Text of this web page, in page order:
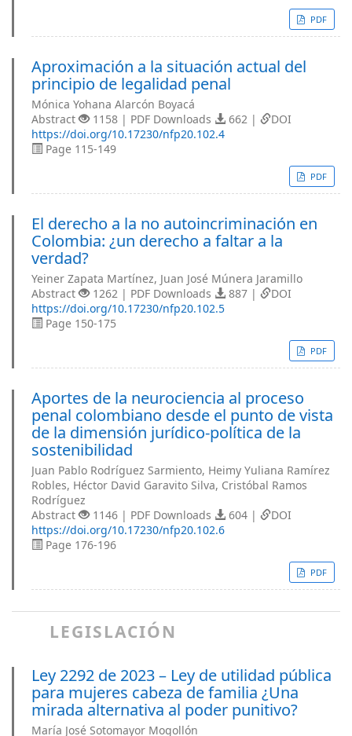
PDF
Aproximación a la situación actual del
principio de legalidad penal
Mónica Yohana Alarcón Boyacá
Abstract
1158 | PDF Downloads 662 |
DOI
https://doi.org/10.17230/nfp20.102.4
Page 115-149
PDF
El derecho a la no autoincriminación en
Colombia: ¿un derecho a faltar a la
verdad?
Yeiner Zapata Martínez, Juan José Múnera Jaramillo
Abstract
1262 | PDF Downloads 887 |
DOI
https://doi.org/10.17230/nfp20.102.5
Page 150-175
PDF
Aportes de la neurociencia al proceso
penal colombiano desde el punto de vista
de la dimensión jurídico-política de la
sostenibilidad
Juan Pablo Rodríguez Sarmiento, Heimy Yuliana Ramírez
Robles, Héctor David Garavito Silva, Cristóbal Ramos
Rodríguez
Abstract
1146 | PDF Downloads 604 |
DOI
https://doi.org/10.17230/nfp20.102.6
Page 176-196
PDF
LEGISLACIÓN
Ley 2292 de 2023 – Ley de utilidad pública
para mujeres cabeza de familia ¿Una
mirada alternativa al poder punitivo?
María José Sotomayor Mogollón